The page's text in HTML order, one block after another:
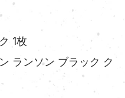
1枚
ランソン ブラック ク